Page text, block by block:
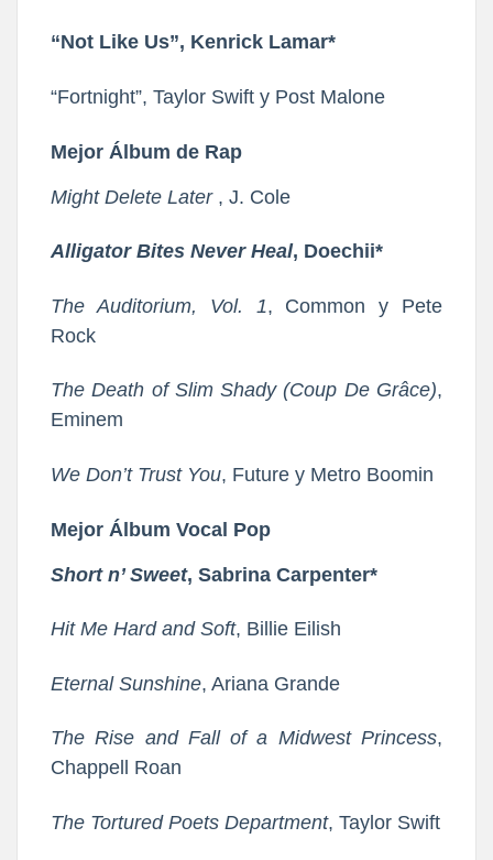
“Not Like Us”, Kenrick Lamar*
“Fortnight”, Taylor Swift y Post Malone
Mejor Álbum de Rap
Might Delete Later, J. Cole
Alligator Bites Never Heal, Doechii*
The Auditorium, Vol. 1, Common y Pete
Rock
The Death of Slim Shady (Coup De Grâce),
Eminem
We Don’t Trust You, Future y Metro Boomin
Mejor Álbum Vocal Pop
Short n’ Sweet, Sabrina Carpenter*
Hit Me Hard and Soft, Billie Eilish
Eternal Sunshine, Ariana Grande
The Rise and Fall of a Midwest Princess,
Chappell Roan
The Tortured Poets Department, Taylor Swift